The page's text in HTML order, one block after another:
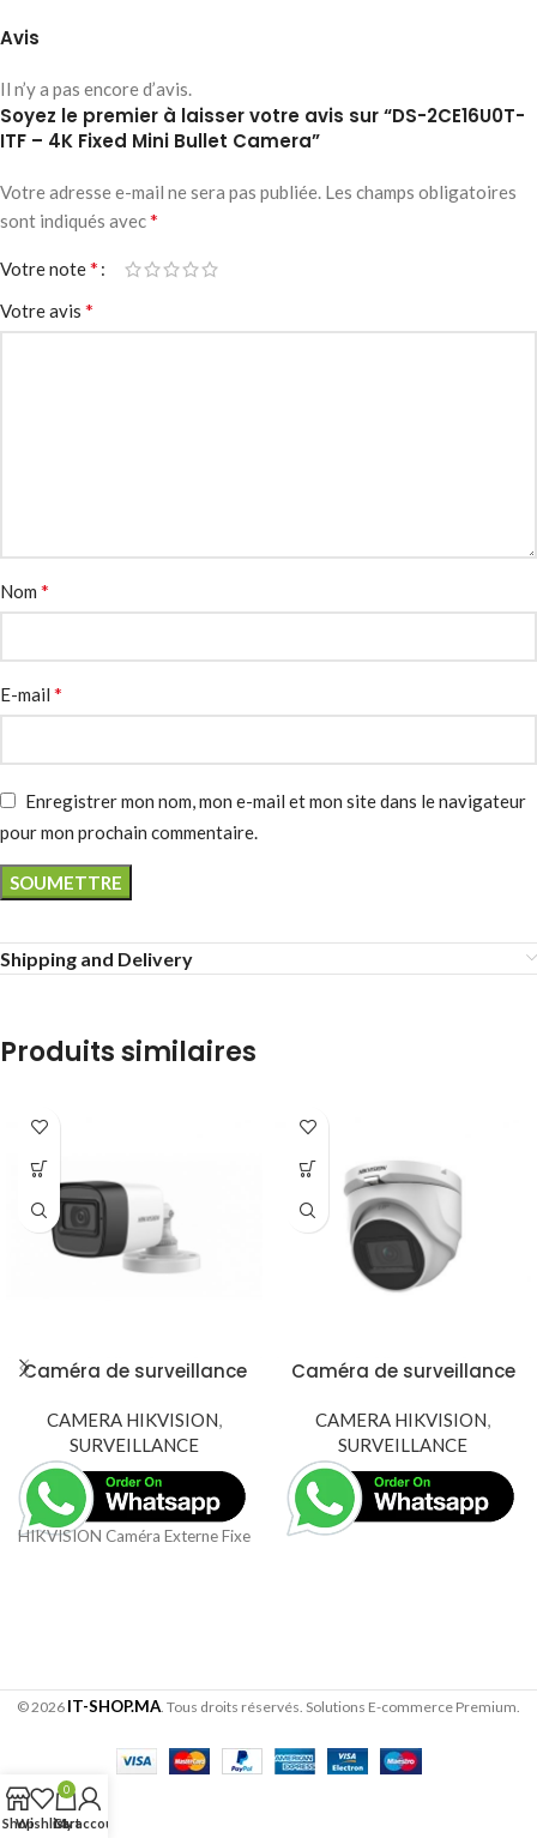
Avis
Il n’y a pas encore d’avis.
Soyez le premier à laisser votre avis sur “DS-2CE16U0T-
ITF – 4K Fixed Mini Bullet Camera”
Votre adresse e-mail ne sera pas publiée. Les champs obligatoires
sont indiqués avec*
Votre note*
Votre avis *
Nom *
E-mail *
Enregistrer mon nom, mon e-mail et mon site dans le navigateur
pour mon prochain commentaire.
Shipping and Delivery
Produits similaires
Caméra de surveillance
Bullet ( 2.4 mm – 6 mm)
5 MP (DS-2CE16H0T-ITF-
C)
CAMERA HIKVISION,
SURVEILLANCE
HIKVISION Caméra Externe Fixed Bullet 5MP,IP67, IR20m 12M
Caméra de surveillance
(DS-2CE76H0T-ITMF(C))
CAMERA HIKVISION,
SURVEILLANCE
© 2026 IT-SHOP.MA. Tous droits réservés. Solutions E-commerce Premium.
ShopWishlist
0
Cart
My account